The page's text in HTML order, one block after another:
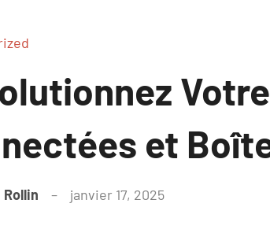
et
Rollin janvier 17, 2025